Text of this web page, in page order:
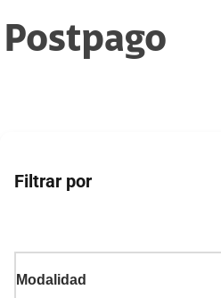
Postpago
Filtrar por
Modalidad